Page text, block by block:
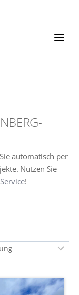
automatisch per
Nutzen Sie
!